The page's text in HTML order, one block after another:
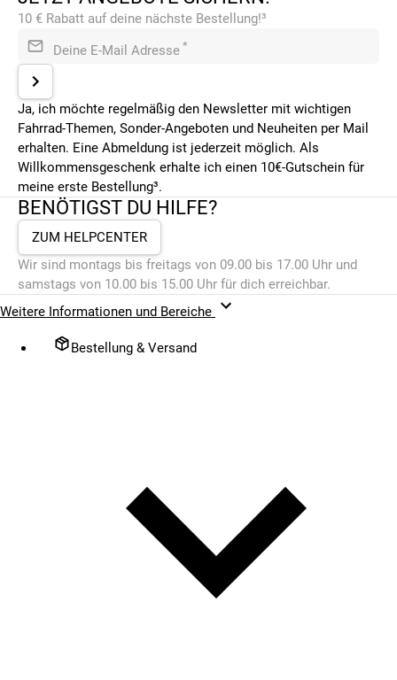
10 € Rabatt auf deine nächste Bestellung!³
Deine E-Mail Adresse *
Ja, ich möchte regelmäßig den Newsletter mit wichtigen
Fahrrad-Themen, Sonder-Angeboten und Neuheiten per Mail
erhalten. Eine Abmeldung ist jederzeit möglich. Als
Willkommensgeschenk erhalte ich einen 10€-Gutschein für
meine erste Bestellung³.
BENÖTIGST DU HILFE?
ZUM HELPCENTER
Wir sind montags bis freitags von 09.00 bis 17.00 Uhr und
samstags von 10.00 bis 15.00 Uhr für dich erreichbar.
Weitere Informationen und Bereiche
Bestellung & Versand